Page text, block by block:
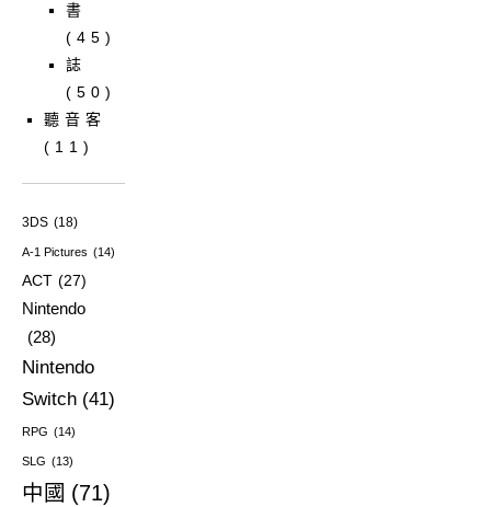
書
(45)
誌
(50)
聽音客
(11)
3DS (18)
A-1 Pictures (14)
ACT (27)
Nintendo
(28)
Nintendo
Switch (41)
RPG (14)
SLG (13)
中國 (71)